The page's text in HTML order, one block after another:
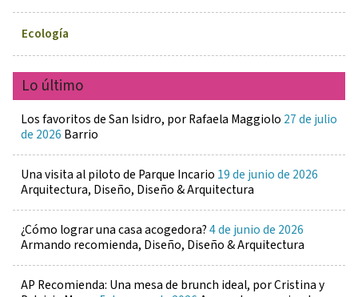
Ecología
Lo último
Los favoritos de San Isidro, por Rafaela Maggiolo 27 de julio
de 2026 Barrio
Una visita al piloto de Parque Incario 19 de junio de 2026
Arquitectura, Diseño, Diseño & Arquitectura
¿Cómo lograr una casa acogedora?4 de junio de 2026
Armando recomienda, Diseño, Diseño & Arquitectura
AP Recomienda: Una mesa de brunch ideal, por Cristina y